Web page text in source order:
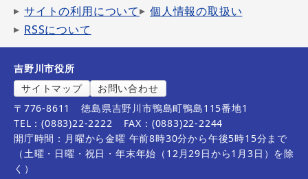
サイトの利用について
個人情報の取扱い
RSSについて
吉野川市役所
サイトマップ
お問い合わせ
〒776-8611
徳島県吉野川市鴨島町鴨島115番地1
TEL：(0883)22-2222
FAX：(0883)22-2244
開庁時間：月曜から金曜 午前8時30分から午後5時15分まで
（土曜・日曜・祝日・年末年始（12月29日から1月3日）を除
く）